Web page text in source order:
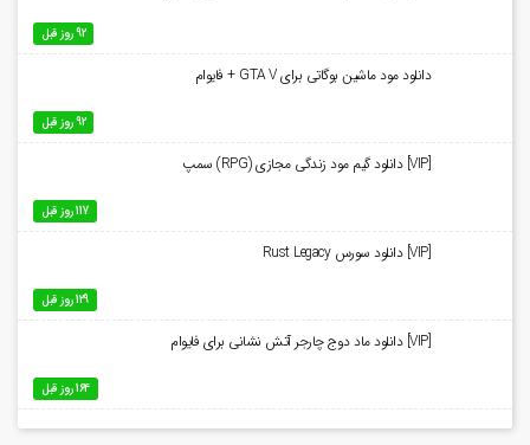
92 روز قبل
دانلود مود ماشین بوگاتی برای GTA V + فایوام
92 روز قبل
[VIP] دانلود گیم مود زندگی مجازی (RPG) سمپ
117 روز قبل
[VIP] دانلود سورس Rust Legacy
129 روز قبل
[VIP] دانلود ماد دوج چارجر آتش نشانی برای فایوام
164 روز قبل